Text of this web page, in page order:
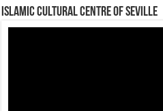
Islamic Cultural Centre of Seville